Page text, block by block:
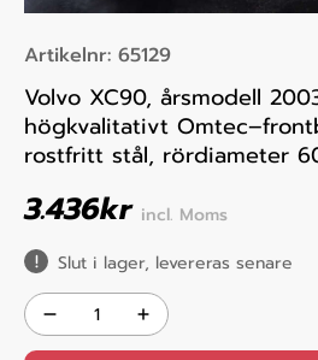
Artikelnr: 65129
Volvo XC90, årsmodell
högkvalitativt
rostfritt stål, rördiameter
3.436kr incl. Moms
Slut i lager, levereras senare